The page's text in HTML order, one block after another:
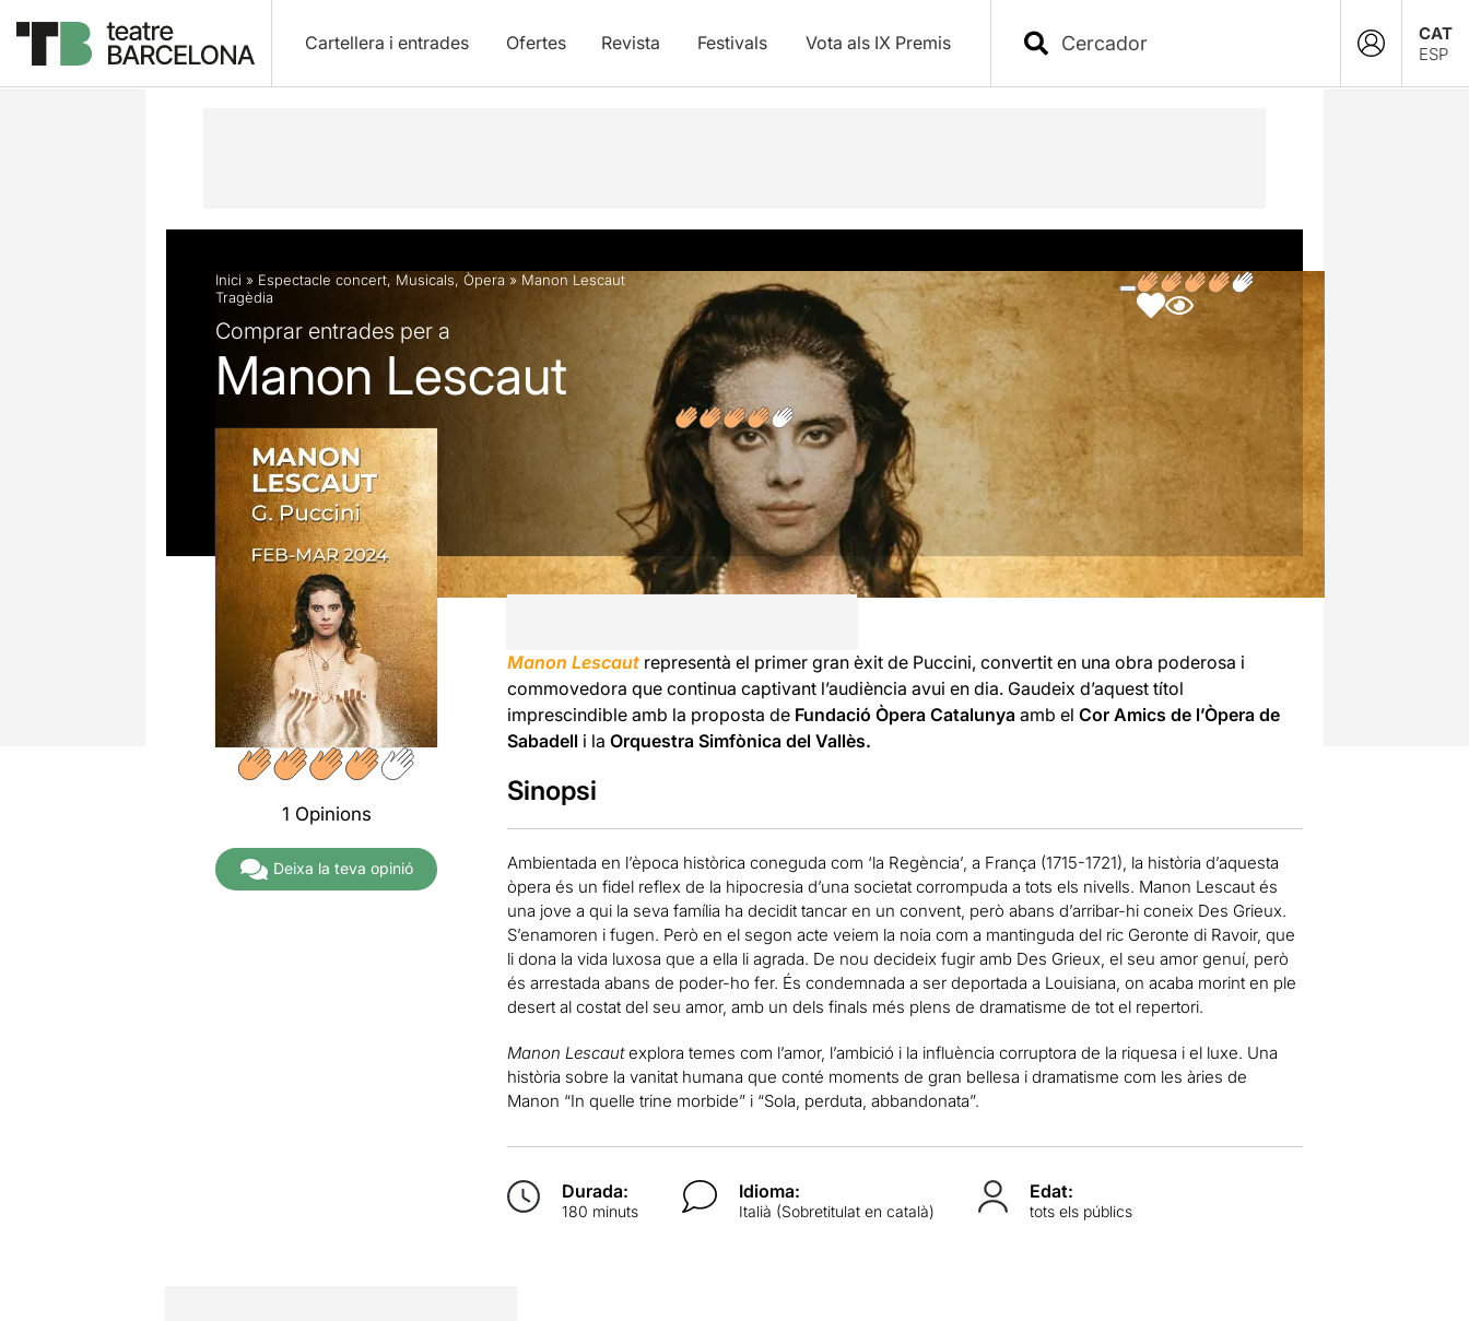
Cartellera i entrades Ofertes Revista Festivals Vota als IX Premis
CAT
ESP
Descripció Fitxa artística Fotos i vídeos Opinions Articles
Inici » Espectacle concert, Musicals, Òpera » Manon Lescaut
Tragèdia
Comprar entrades per a
Manon Lescaut
1 Opinions
Deixa la teva opinió
Manon Lescautrepresentà el primer gran èxit de Puccini, convertit en una obra poderosa i
commovedora que continua captivant l’audiència avui en dia. Gaudeix d’aquest títol
imprescindible amb la proposta de Fundació Òpera Catalunya amb el Cor Amics de l’Òpera de
Sabadell i la Orquestra Simfònica del Vallès.
Sinopsi
Ambientada en l’època històrica coneguda com ‘la Regència’, a França (1715-1721), la història d’aquesta
òpera és un fidel reflex de la hipocresia d’una societat corrompuda a tots els nivells. Manon Lescaut és
una jove a qui la seva família ha decidit tancar en un convent, però abans d’arribar-hi coneix Des Grieux.
S’enamoren i fugen. Però en el segon acte veiem la noia com a mantinguda del ric Geronte di Ravoir, que
li dona la vida luxosa que a ella li agrada. De nou decideix fugir amb Des Grieux, el seu amor genuí, però
és arrestada abans de poder-ho fer. És condemnada a ser deportada a Louisiana, on acaba morint en ple
desert al costat del seu amor, amb un dels finals més plens de dramatisme de tot el repertori.
Manon Lescautexplora temes com l’amor, l’ambició i la influència corruptora de la riquesa i el luxe. Una
història sobre la vanitat humana que conté moments de gran bellesa i dramatisme com les àries de
Manon “In quelle trine morbide” i “Sola, perduta, abbandonata”.
Durada:
180 minuts
Idioma:
Italià (Sobretitulat en català)
Edat:
tots els públics